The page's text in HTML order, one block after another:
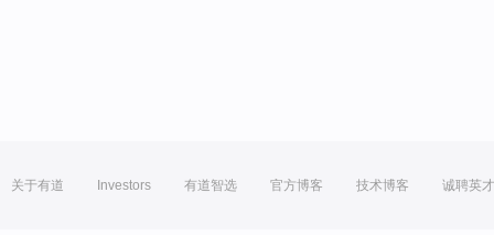
关于有道 Investors 有道智选 官方博客 技术博客 诚聘英才